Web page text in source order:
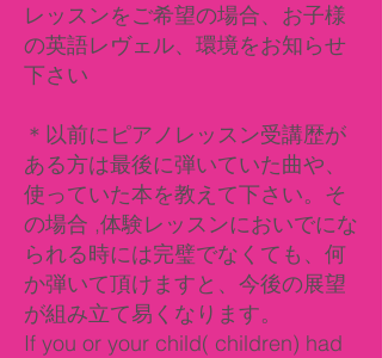
レッスンをご希望の場合、お子様
の英語レヴェル、環境をお知らせ
下さい​
＊以前にピアノレッスン受講歴が
ある方は最後に弾いていた曲や、
使っていた本を教えて下さい。​そ
の場合 ,体験レッスンにおいでにな
られる時には完璧でなくても、何
か弾いて頂けますと、今後の展望
が組み立て易くなります。
If you or your child( children) had